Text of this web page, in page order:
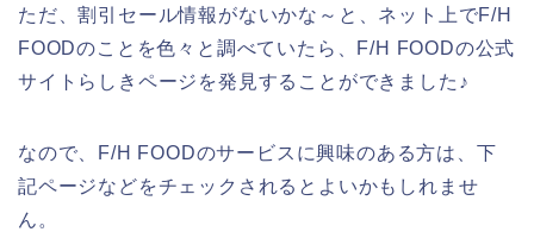
ただ、割引セール情報がないかな～と、ネット上でF/H
FOODのことを色々と調べていたら、F/H FOODの公式
サイトらしきページを発見することができました♪
なので、F/H FOODのサービスに興味のある方は、下
記ページなどをチェックされるとよいかもしれませ
ん。